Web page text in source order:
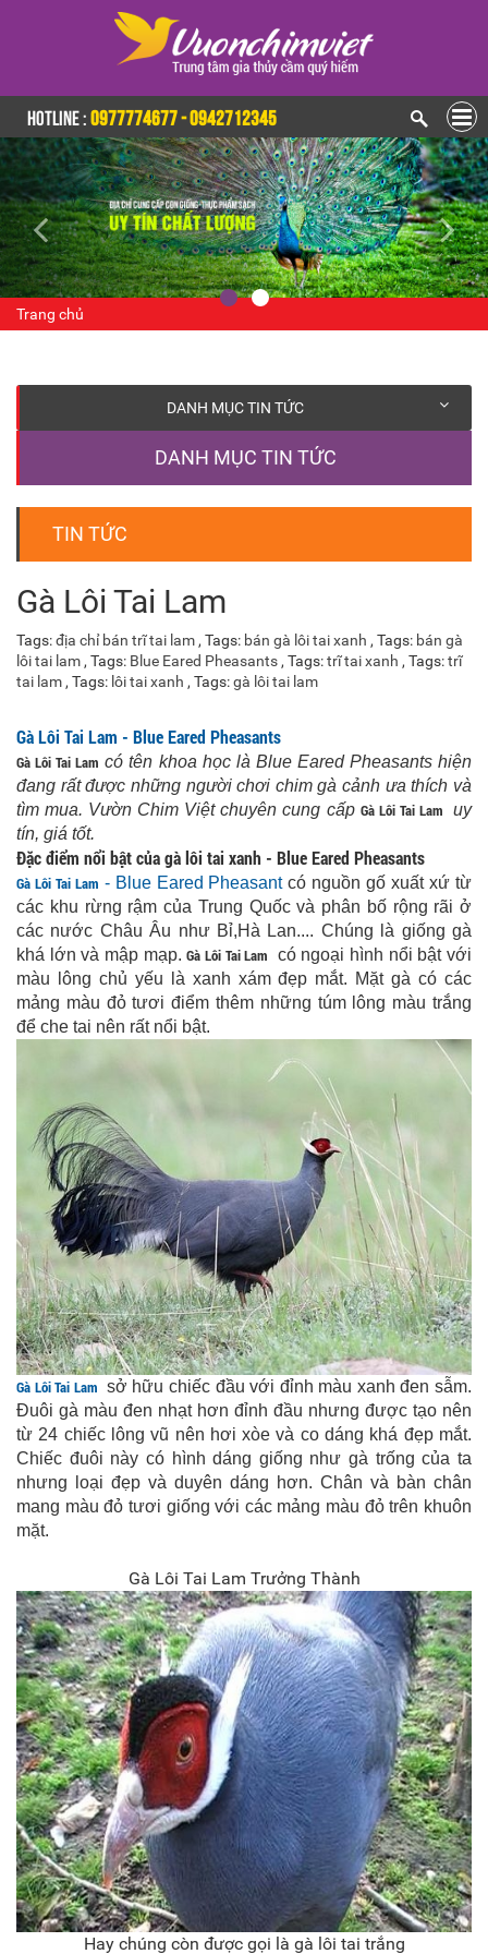
HOTLINE :0977774677 - 0942712345
Trang chủ
DANH MỤC TIN TỨC
DANH MỤC TIN TỨC
TIN TỨC
Gà Lôi Tai Lam
Tags:địa chỉ bán trĩ tai lam , Tags: bán gà lôi tai xanh , Tags: bán gà
lôi tai lam , Tags: Blue Eared Pheasants , Tags:trĩ tai xanh , Tags:trĩ
tai lam , Tags: lôi tai xanh , Tags:gà lôi tai lam
Gà Lôi Tai Lam - Blue Eared Pheasants
Gà Lôi Tai Lam có tên khoa học là Blue Eared Pheasants hiện
đang rất được những người chơi chim gà cảnh ưa thích và
tìm mua. Vườn Chim Việt chuyên cung cấp Gà Lôi Tai Lam uy
tín, giá tốt.
Đặc điểm nổi bật củagà lôi tai xanh - Blue Eared Pheasants
Gà Lôi Tai Lam - Blue Eared Pheasantcó nguồn gố xuất xứ từ
các khu rừng rậm của Trung Quốc và phân bố rộng rãi ở
các nước Châu Âu như Bỉ,Hà Lan.... Chúng là giống gà
khá lớn và mập mạp.Gà Lôi Tai Lam có ngoại hình nổi bật với
màu lông chủ yếu là xanh xám đẹp mắt. Mặt gà có các
mảng màu đỏ tươi điểm thêm những túm lông màu trắng
để che tai nên rất nổi bật.
Gà Lôi Tai Lam sở hữu chiếc đầu với đỉnh màu xanh đen sẫm.
Đuôi gà màu đen nhạt hơn đỉnh đầu nhưng được tạo nên
từ 24 chiếc lông vũ nên hơi xòe và co dáng khá đẹp mắt.
Chiếc đuôi này có hình dáng giống như gà trống của ta
nhưng loại đẹp và duyên dáng hơn. Chân và bàn chân
mang màu đỏ tươi giống với các mảng màu đỏ trên khuôn
mặt.
Gà Lôi Tai Lam Trưởng Thành
Hay chúng còn được gọi là gà lôi tai trắng